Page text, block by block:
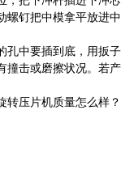
螺钉把中模拿平放进
中要插到底，用扳
击或磨擦状况。
压片机质量怎么